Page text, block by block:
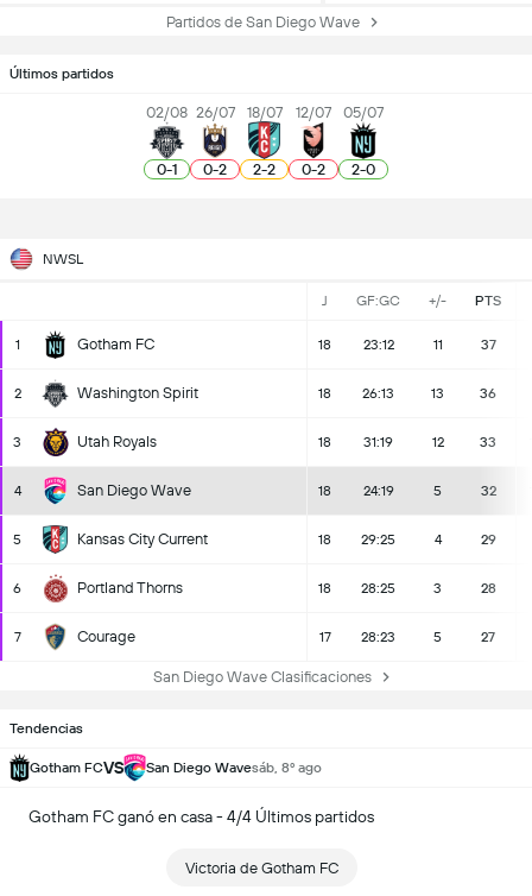
Partidos de San Diego Wave
Últimos partidos
02/08
0-1
26/07
0-2
18/07
2-2
12/07
0-2
05/07
2-0
NWSL
J GF:GC +/- PTS
1 Gotham FC 18 23:12 11 37
2 Washington Spirit 18 26:13 13 36
3 Utah Royals 18 31:19 12 33
4 San Diego Wave 18 24:19 5 32
5 Kansas City Current 18 29:25 4 29
6 Portland Thorns 18 28:25 3 28
7 Courage 17 28:23 5 27
San Diego Wave Clasificaciones
Tendencias
Gotham FCVS San Diego Wavesáb, 8º ago
Gotham FC ganó en casa - 4/4 Últimos partidos
Victoria de Gotham FC